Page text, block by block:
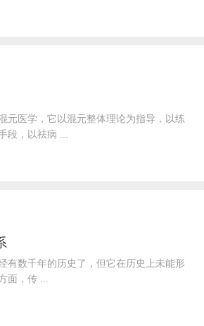
元医学，它以混元整体理论为指导，以练
段，以祛病 ...
有数千年的历史了，但它在历史上未能形
面，传 ...